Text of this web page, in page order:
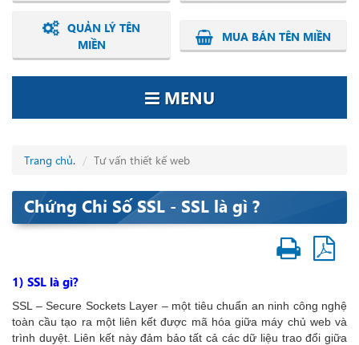
QUẢN LÝ TÊN
MIỀN
MUA BÁN TÊN MIỀN
MENU
Trang chủ. Tư vấn thiết kế web
Chứng Chỉ Số SSL - SSL là gì ?
1) SSL là gì?
SSL – Secure Sockets Layer – một tiêu chuẩn an ninh công nghệ
toàn cầu tạo ra một liên kết được mã hóa giữa máy chủ web và
trình duyệt. Liên kết này đảm bảo tất cả các dữ liệu trao đổi giữa